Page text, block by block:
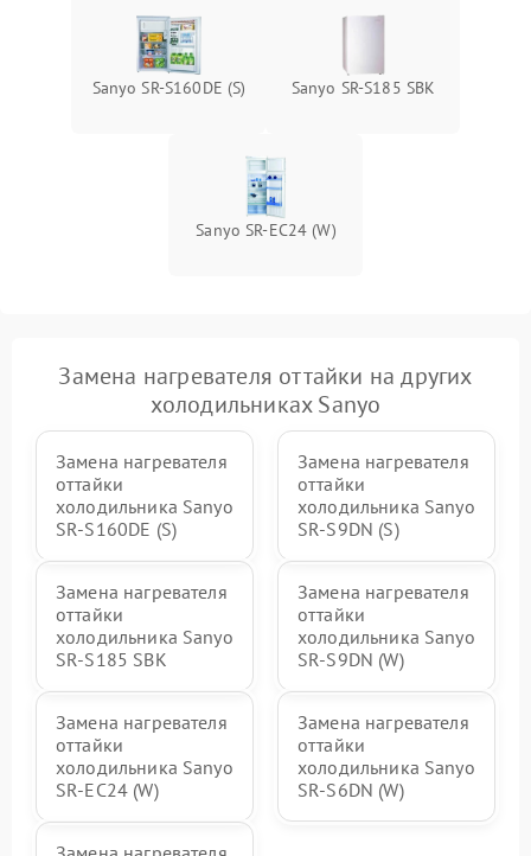
Sanyo SR-S160DE (S) Sanyo SR-S185 SBK
Sanyo SR-EC24 (W)
Замена нагревателя оттайки на других
холодильниках Sanyo
Замена нагревателя
оттайки
холодильника Sanyo
SR-S160DE (S)
Замена нагревателя
оттайки
холодильника Sanyo
SR-S9DN (S)
Замена нагревателя
оттайки
холодильника Sanyo
SR-S185 SBK
Замена нагревателя
оттайки
холодильника Sanyo
SR-S9DN (W)
Замена нагревателя
оттайки
холодильника Sanyo
SR-EC24 (W)
Замена нагревателя
оттайки
холодильника Sanyo
SR-S6DN (W)